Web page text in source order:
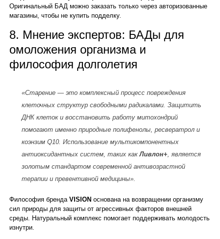
Оригинальный БАД можно заказать только через авторизованные
магазины, чтобы не купить подделку.
8. Мнение экспертов: БАДы для
омоложения организма и
философия долголетия
«Старение — это комплексный процесс повреждения
клеточных структур свободными радикалами. Защитить
ДНК клеток и восстановить работу митохондрий
помогают именно природные полифенолы, ресвератрол и
коэнзим Q10. Использование мультикомпонентных
антиоксидантных систем, таких какЛивлон+ , является
золотым стандартом современной антивозрастной
терапии и превентивной медицины».
Философия брендаVISION основана на возвращении организму
сил природы для защиты от агрессивных факторов внешней
среды. Натуральный комплекс помогает поддерживать молодость
изнутри.